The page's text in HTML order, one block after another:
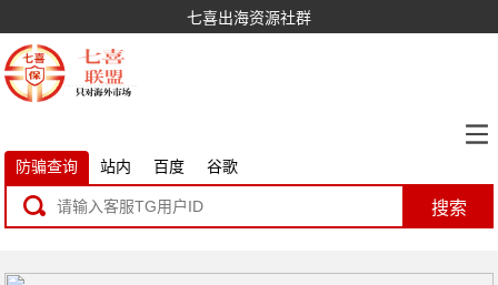
七喜出海资源社群
防骗查询 站内 百度 谷歌
搜索